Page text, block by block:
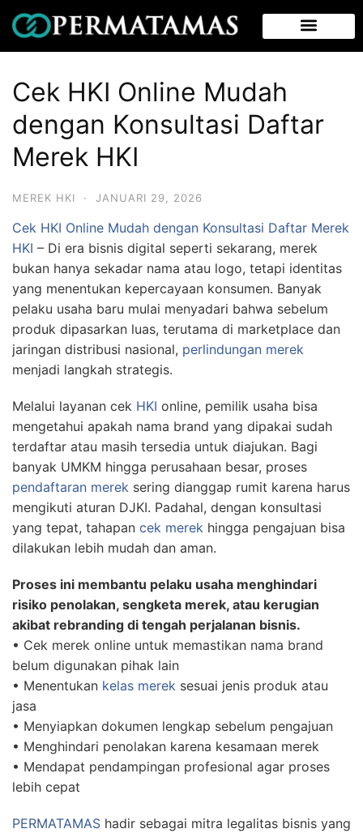
Cek HKI Online Mudah
dengan Konsultasi Daftar
Merek HKI
MEREK HKI · JANUARI 29, 2026
Cek HKI Online Mudah dengan Konsultasi Daftar Merek
HKI – Di era bisnis digital seperti sekarang, merek
bukan hanya sekadar nama atau logo, tetapi identitas
yang menentukan kepercayaan konsumen. Banyak
pelaku usaha baru mulai menyadari bahwa sebelum
produk dipasarkan luas, terutama di marketplace dan
jaringan distribusi nasional, perlindungan merek
menjadi langkah strategis.
Melalui layanan cek HKI online, pemilik usaha bisa
mengetahui apakah nama brand yang dipakai sudah
terdaftar atau masih tersedia untuk diajukan. Bagi
banyak UMKM hingga perusahaan besar, proses
pendaftaran merek sering dianggap rumit karena harus
mengikuti aturan DJKI. Padahal, dengan konsultasi
yang tepat, tahapan cek merek hingga pengajuan bisa
dilakukan lebih mudah dan aman.
Proses ini membantu pelaku usaha menghindari
risiko penolakan, sengketa merek, atau kerugian
akibat rebranding di tengah perjalanan bisnis.
• Cek merek online untuk memastikan nama brand
belum digunakan pihak lain
• Menentukan kelas merek sesuai jenis produk atau
jasa
• Menyiapkan dokumen lengkap sebelum pengajuan
• Menghindari penolakan karena kesamaan merek
• Mendapat pendampingan profesional agar proses
lebih cepat
PERMATAMAS hadir sebagai mitra legalitas bisnis yang